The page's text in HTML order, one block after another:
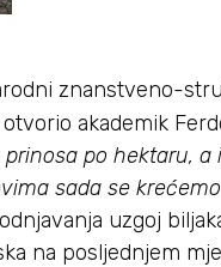
znanstveno-
akademik
po hektaru,
sada se
uzgoj
na posljednjem